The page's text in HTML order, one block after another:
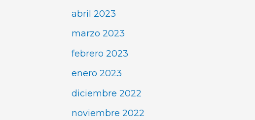
abril 2023
marzo 2023
febrero 2023
enero 2023
diciembre 2022
noviembre 2022